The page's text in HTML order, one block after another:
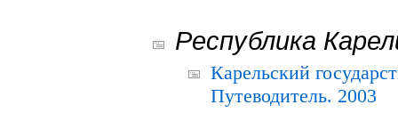
Республика
Карельский
Путеводитель. 2003